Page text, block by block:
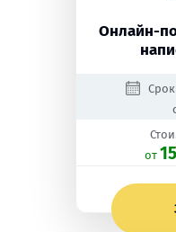
Онлайн-
oт